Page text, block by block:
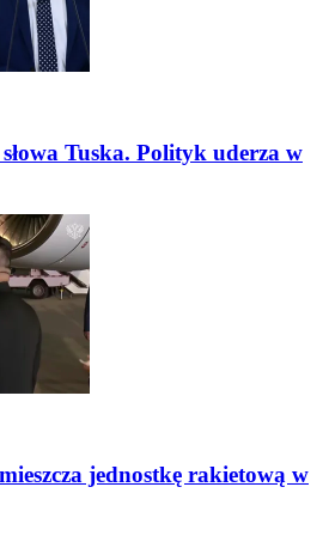
Tuska. Polityk uderza w
jednostkę rakietową w